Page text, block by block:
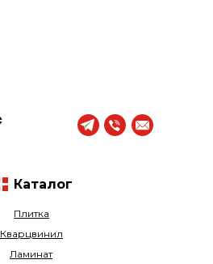
Плитка
Кварцвинил
Ламинат
Каталог